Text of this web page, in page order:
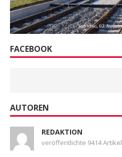
FACEBOOK
AUTOREN
REDAKTION
veröffentlichte 9414 Artikel